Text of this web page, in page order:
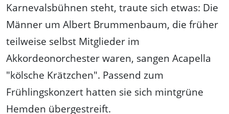
Karnevalsbühnen steht, traute sich etwas: Die
Männer um Albert Brummenbaum, die früher
teilweise selbst Mitglieder im
Akkordeonorchester waren, sangen Acapella
"kölsche Krätzchen". Passend zum
Frühlingskonzert hatten sie sich mintgrüne
Hemden übergestreift.